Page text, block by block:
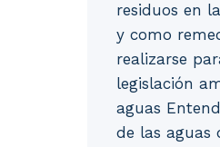
residuos en
y como
realizarse
legislación
aguas
de las aguas